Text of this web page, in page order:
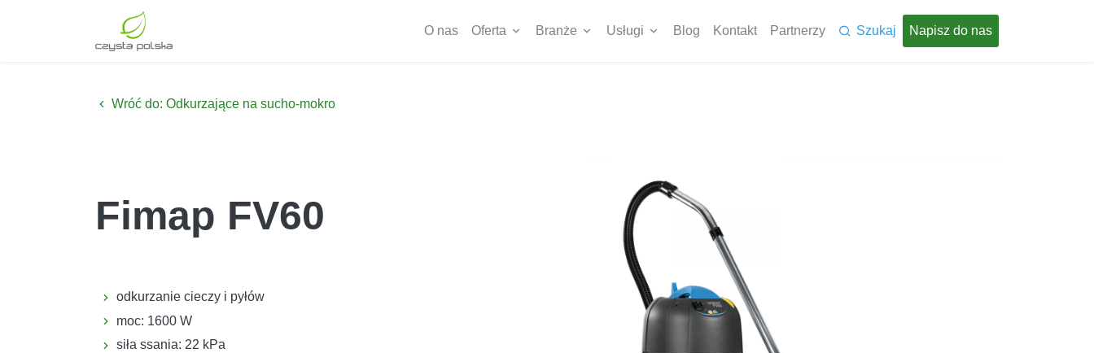
O nas Oferta Branże Usługi Blog Kontakt Partnerzy Szukaj Napisz do nas
Wróć do: Odkurzające na sucho-mokro
Fimap FV60
odkurzanie cieczy i pyłów
moc: 1600 W
siła ssania: 22 kPa